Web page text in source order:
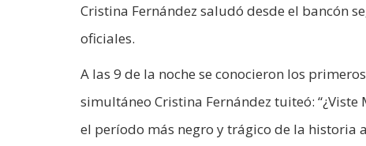
Cristina Fernández saludó desde el bancón
oficiales.
A las 9 de la noche se conocieron los
simultáneo Cristina Fernández tuiteó:
el período más negro y trágico de la historia